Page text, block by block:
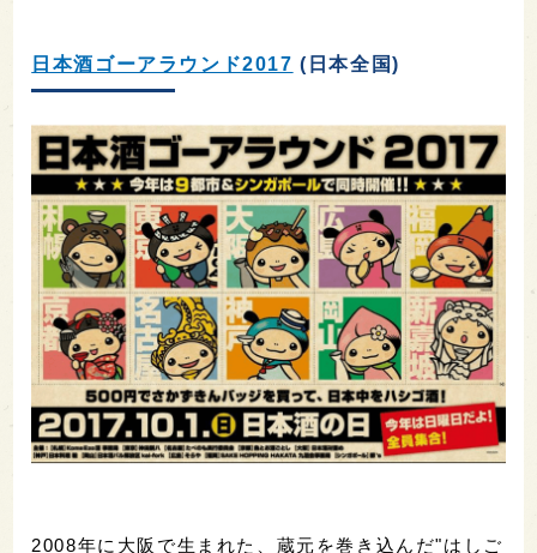
日本酒ゴーアラウンド2017 (日本全国)
2008年に大阪で生まれた、蔵元を巻き込んだ"はしご